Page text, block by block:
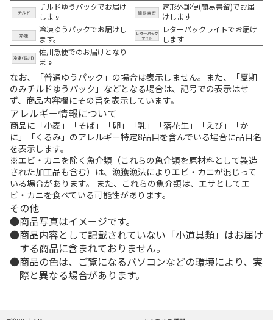
チルドゆうパックでお届け
します
定形外郵便(簡易書留)でお届
けします
冷凍ゆうパックでお届けし
ます。
レターパックライトでお届け
します
佐川急便でのお届けとなり
ます
なお、「普通ゆうパック」の場合は表示しません。また、「夏期
のみチルドゆうパック」などとなる場合は、記号での表示はせ
ず、商品内容欄にその旨を表示しています。
アレルギー情報について
商品に「小麦」「そば」「卵」「乳」「落花生」「えび」「か
に」「くるみ」のアレルギー特定8品目を含んでいる場合に品目名
を表示します。
※エビ・カニを除く魚介類（これらの魚介類を原材料として製造
された加工品も含む）は、漁獲漁法によりエビ・カニが混じって
いる場合があります。 また、これらの魚介類は、エサとしてエ
ビ・カニを食べている可能性があります。
その他
商品写真はイメージです。
商品内容として記載されていない「小道具類」はお届け
する商品に含まれておりません。
商品の色は、ご覧になるパソコンなどの環境により、実
際と異なる場合があります。